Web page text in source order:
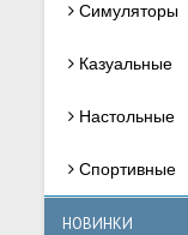
Симуляторы
Казуальные
Настольные
Спортивные
НОВИНКИ